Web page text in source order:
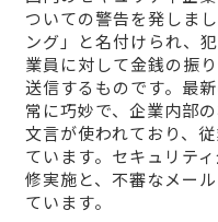
ついての警告を発しま
ング」と名付けられ、
業員に対して金銭の振
送信するものです。最
常に巧妙で、企業内部
文言が使われており、
ています。セキュリテ
修実施と、不審なメー
ています。